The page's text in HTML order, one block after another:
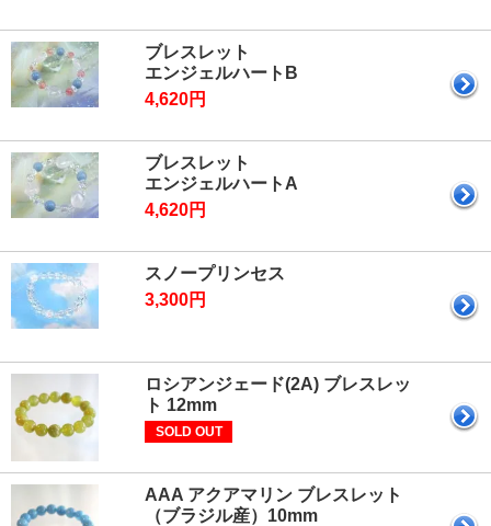
ブレスレット
エンジェルハートB
4,620円
ブレスレット
エンジェルハートA
4,620円
スノープリンセス
3,300円
ロシアンジェード(2A) ブレスレッ
ト 12mm
SOLD OUT
AAA アクアマリン ブレスレット
（ブラジル産）10mm